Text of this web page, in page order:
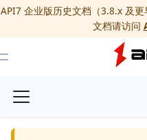
API7 企业版历史文档（3.8.x 及
文档请访问
Toggle Menu